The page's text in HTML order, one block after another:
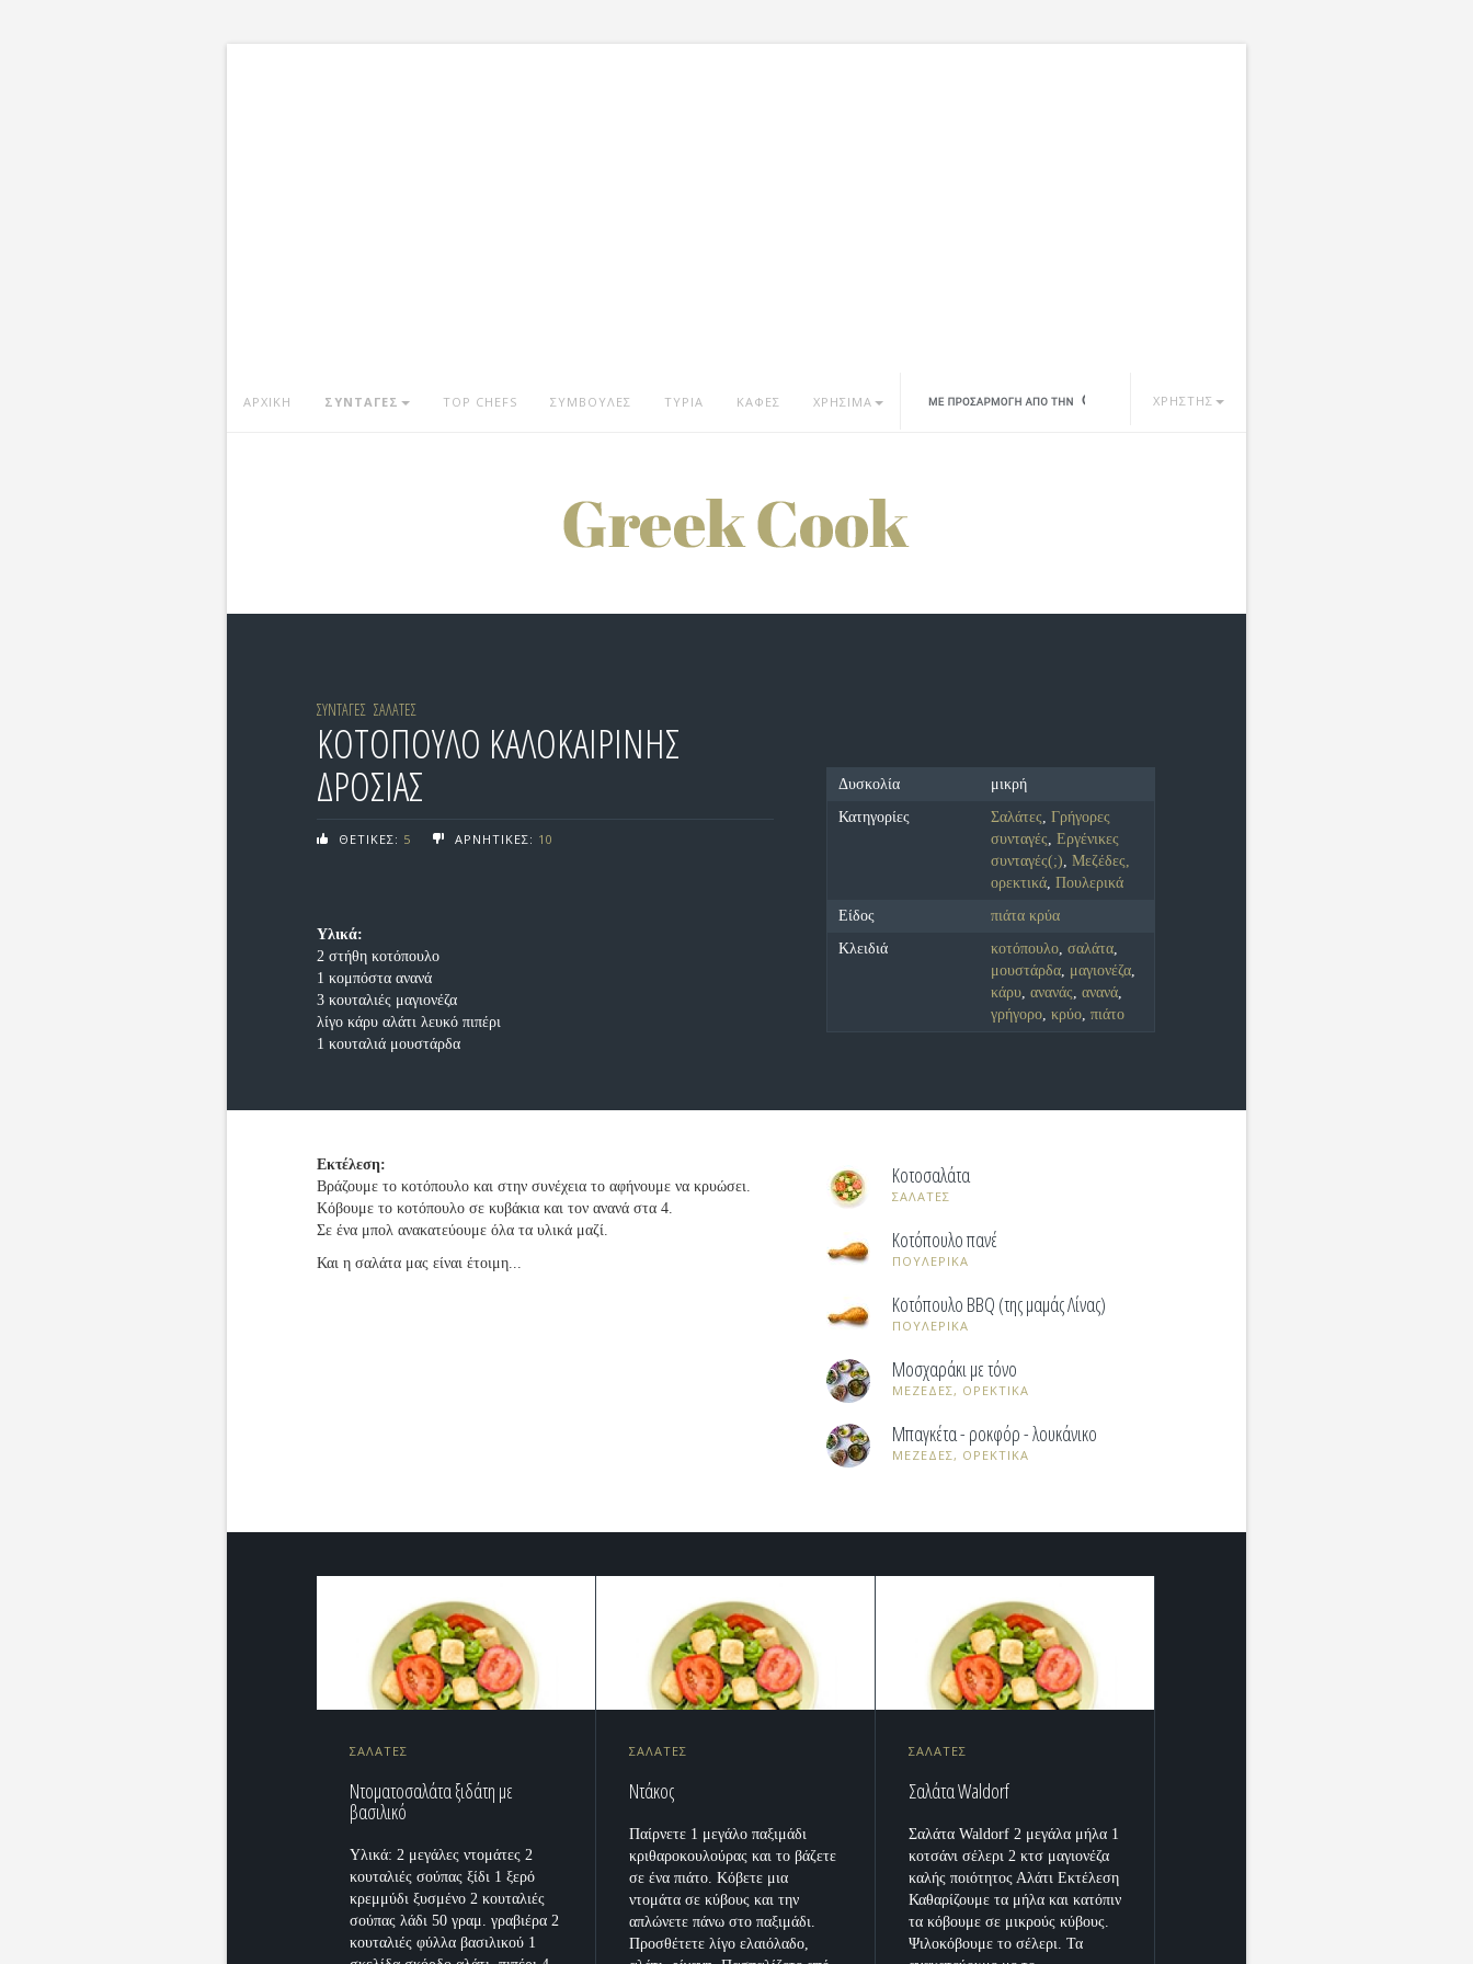
ΑΡΧΙΚΗ ΣΥΝΤΑΓΕΣ TOP CHEFS ΣΥΜΒΟΥΛΕΣ ΤΥΡΙΑ ΚΑΦΕΣ ΧΡΗΣΙΜΑ ΧΡΗΣΤΗΣ
ΣΥΝΤΑΓΕΣ ΣΑΛΑΤΕΣ
ΚΟΤΟΠΟΥΛΟ ΚΑΛΟΚΑΙΡΙΝΗΣ
ΔΡΟΣΙΑΣ
ΘΕΤΙΚΕΣ: 5 ΑΡΝΗΤΙΚΕΣ: 10
Υλικά:
2 στήθη κοτόπουλο
1 κομπόστα ανανά
3 κουταλιές μαγιονέζα
λίγο κάρυ αλάτι λευκό πιπέρι
1 κουταλιά μουστάρδα
Δυσκολία
μικρή
Κατηγορίες
Σαλάτες,Γρήγορες
συνταγές,Εργένικες
συνταγές(;),Μεζέδες,
ορεκτικά,Πουλερικά
Είδος
πιάτα κρύα
Κλειδιά
κοτόπουλο,σαλάτα,
μουστάρδα, μαγιονέζα,
κάρυ,ανανάς,ανανά,
γρήγορο,κρύο,πιάτο
Εκτέλεση:
Βράζουμε το κοτόπουλο και στην συνέχεια το αφήνουμε να κρυώσει.
Κόβουμε το κοτόπουλο σε κυβάκια και τον ανανά στα 4.
Σε ένα μπολ ανακατεύουμε όλα τα υλικά μαζί.
Και η σαλάτα μας είναι έτοιμη...
Κοτοσαλάτα
ΣΑΛΑΤΕΣ
Κοτόπουλο πανέ
ΠΟΥΛΕΡΙΚΑ
Κοτόπουλο BBQ (της μαμάς Λίνας)
ΠΟΥΛΕΡΙΚΑ
Μοσχαράκι με τόνο
ΜΕΖΕΔΕΣ, ΟΡΕΚΤΙΚΑ
Μπαγκέτα - ροκφόρ - λουκάνικο
ΜΕΖΕΔΕΣ, ΟΡΕΚΤΙΚΑ
ΣΑΛΑΤΕΣ
Ντοματοσαλάτα ξιδάτη με
βασιλικό
Υλικά: 2 μεγάλες ντομάτες 2
κουταλιές σούπας ξίδι 1 ξερό
κρεμμύδι ξυσμένο 2 κουταλιές
σούπας λάδι 50 γραμ. γραβιέρα 2
κουταλιές φύλλα βασιλικού 1
ΣΑΛΑΤΕΣ
Ντάκος
Παίρνετε 1 μεγάλο παξιμάδι
κριθαροκουλούρας και το βάζετε
σε ένα πιάτο. Κόβετε μια
ντομάτα σε κύβους και την
απλώνετε πάνω στο παξιμάδι.
Προσθέτετε λίγο ελαιόλαδο,
ΣΑΛΑΤΕΣ
Σαλάτα Waldorf
Σαλάτα Waldorf 2 μεγάλα μήλα 1
κοτσάνι σέλερι 2 κτσ μαγιονέζα
καλής ποιότητος Αλάτι Εκτέλεση
Καθαρίζουμε τα μήλα και κατόπιν
τα κόβουμε σε μικρούς κύβους.
Ψιλοκόβουμε το σέλερι. Τα